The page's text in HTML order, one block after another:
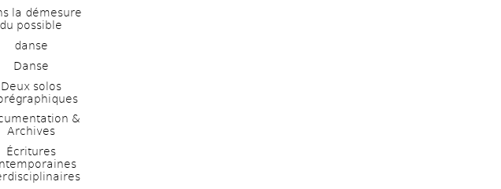
la démesure
du possible
danse
Danse
Deux solos
&
Archives
Écritures